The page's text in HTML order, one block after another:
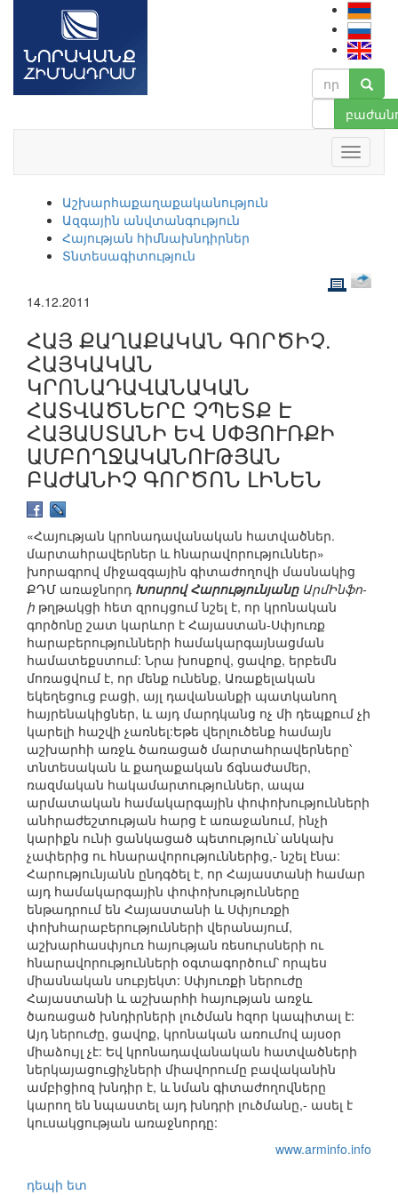
Աշխարհաքաղաքականություն
Ազգային անվտանգություն
Հայության հիմնախնդիրներ
Տնտեսագիտություն
14.12.2011
ՀԱՅ ՔԱՂԱՔԱԿԱՆ ԳՈՐԾԻՉ.
ՀԱՅԿԱԿԱՆ
ԿՐՈՆԱԴԱՎԱՆԱԿԱՆ
ՀԱՏՎԱԾՆԵՐԸ ՉՊԵՏՔ Է
ՀԱՅԱՍՏԱՆԻ ԵՎ ՍՓՅՈՒՌՔԻ
ԱՄԲՈՂՋԱԿԱՆՈՒԹՅԱՆ
ԲԱԺԱՆԻՉ ԳՈՐԾՈՆ ԼԻՆԵՆ
«Հայության կրոնադավանական հատվածներ.
մարտահրավերներ և հնարավորություններ»
խորագրով միջազգային գիտաժողովի մասնակից
ՔԴՄ առաջնորդ Խոսրով ՀարությունյանըԱրմԻնֆո-
ի թղթակցի հետ զրույցում նշել է, որ կրոնական
գործոնը շատ կարևոր է Հայաստան-Սփյուռք
հարաբերությունների համակարգայնացման
համատեքստում: Նրա խոսքով, ցավոք, երբեմն
մոռացվում է, որ մենք ունենք, Առաքելական
եկեղեցուց բացի, այլ դավանանքի պատկանող
հայրենակիցներ, և այդ մարդկանց ոչ մի դեպքում չի
կարելի հաշվի չառնել:Եթե վերլուծենք համայն
աշխարհի առջև ծառացած մարտահրավերները՝
տնտեսական և քաղաքական ճգնաժամեր,
ռազմական հակամարտություններ, ապա
արմատական համակարգային փոփոխությունների
անհրաժեշտության հարց է առաջանում, ինչի
կարիքն ունի ցանկացած պետություն`անկախ
չափերից ու հնարավորություններից,- նշել էնա:
Հարությունյանն ընդգծել է, որ Հայաստանի համար
այդ համակարգային փոփոխությունները
ենթադրում են Հայաստանի և Սփյուռքի
փոխհարաբերությունների վերանայում,
աշխարհասփյուռ հայության ռեսուրսների ու
հնարավորությունների օգտագործում՝ որպես
միասնական սուբյեկտ: Սփյուռքի ներուժը
Հայաստանի և աշխարհի հայության առջև
ծառացած խնդիրների լուծման հզոր կապիտալ է:
Այդ ներուժը, ցավոք, կրոնական առումով այսօր
միաձույլ չէ: Եվ կրոնադավանական հատվածների
ներկայացուցիչների միավորումը բավականին
ամբիցիոզ խնդիր է, և նման գիտաժողովները
կարող են նպաստել այդ խնդրի լուծմանը,- ասել է
կուսակցության առաջնորդը:
www.arminfo.info
դեպի ետ